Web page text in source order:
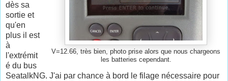
V=12.66, très bien, photo prise alors que nous chargeons
les batteries cependant.
dès sa
sortie et
qu'en
plus il est
à
l'extrémit
é du bus
SeatalkNG. J'ai par chance à bord le filage nécessaire pour